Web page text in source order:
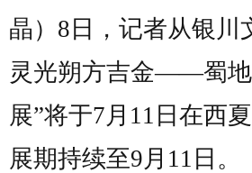
晶）8日，记者从银川
灵光朔方吉金——蜀
展”将于7月11日在西
展期持续至9月11日。